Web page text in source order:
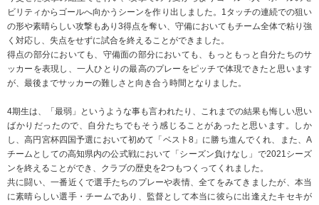
ビリティからゴールへ向かうシーンを作り出しました。1タッチの連続での狙い
の形や素晴らしい攻撃もあり3得点を奪い、守備においてもチーム全体で粘り強
く対応し、失点をせずに試合を終えることができました。
得点の部分においても、守備面の部分においても、もっともっと自分たちのサ
ッカーを表現し、一人ひとりの最高のプレーをピッチで体現できたと思います
が、最後までサッカーの難しさと向き合う時間となりました。
4期生は、「最弱」というような事も言われたり、これまでの結果も悔しい思い
ばかりだったので、自分たちでもそう感じることがあったと思います。しか
し、高円宮杯四国予選において初めて「ベスト8」に勝ち進んでくれ、また、A
チームとしての高知県内の公式戦において「シーズン負けなし」で2021シーズ
ンを終えることができ、クラブの歴史を2つもつくってくれました。
共に闘い、一番近くで選手たちのプレーや表情、全てをみてきましたが、本当
に素晴らしい選手・チームであり、監督として本当に彼らに出逢えたキセキが